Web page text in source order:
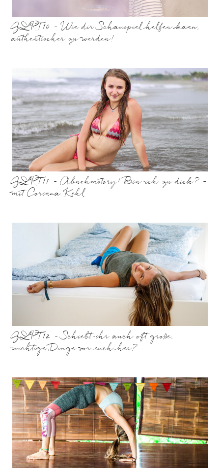
GLRT10 – Wie dir Schauspiel helfen kann,
authentischer zu werden!
GLRT11 – Abnehmstory! Bin ich zu dick? –
mit Corinna Kehl
GLRT12 – Schiebt ihr auch oft große,
wichtige Dinge vor euch her?